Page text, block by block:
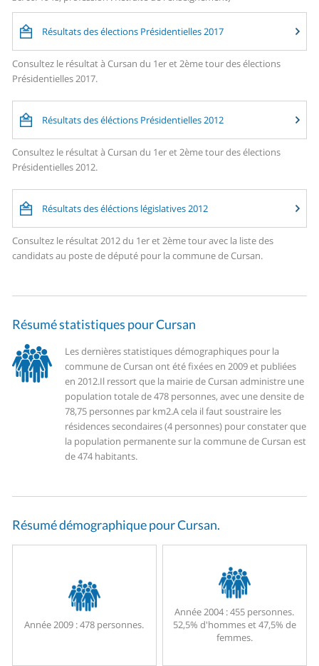
Résultats des élections Présidentielles 2017
Consultez le résultat à Cursan du 1er et 2ème tour des élections
Présidentielles 2017.
Résultats des éléctions Présidentielles 2012
Consultez le résultat à Cursan du 1er et 2ème tour des élections
Présidentielles 2012.
Résultats des éléctions législatives 2012
Consultez le résultat 2012 du 1er et 2ème tour avec la liste des
candidats au poste de député pour la commune de Cursan.
Résumé statistiques pour Cursan
Les dernières statistiques démographiques pour la
commune de Cursan ont été fixées en 2009 et publiées
en 2012.Il ressort que la mairie de Cursan administre une
population totale de 478 personnes, avec une densite de
78,75 personnes par km2.A cela il faut soustraire les
résidences secondaires (4 personnes) pour constater que
la population permanente sur la commune de Cursan est
de 474 habitants.
Résumé démographique pour Cursan.
Année 2009 :478 personnes.
Année 2004 :455 personnes.
52,5% d'hommes et 47,5% de
femmes.